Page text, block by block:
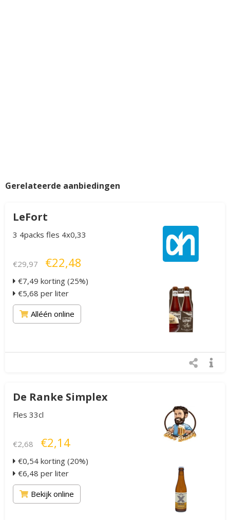
Gerelateerde aanbiedingen
LeFort
3 4packs fles 4x0,33
€29,97 €22,48
€7,49 korting (25%)
€5,68 per liter
Alléén online
De Ranke Simplex
Fles 33cl
€2,68 €2,14
€0,54 korting (20%)
€6,48 per liter
Bekijk online